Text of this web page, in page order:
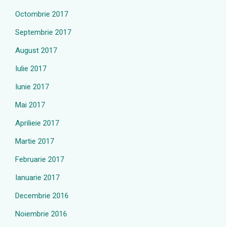
Octombrie 2017
Septembrie 2017
August 2017
Iulie 2017
Iunie 2017
Mai 2017
Aprilieie 2017
Martie 2017
Februarie 2017
Ianuarie 2017
Decembrie 2016
Noiembrie 2016